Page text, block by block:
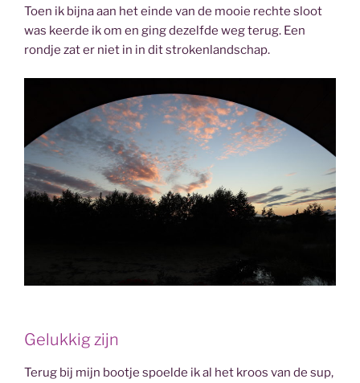
Toen ik bijna aan het einde van de mooie rechte sloot
was keerde ik om en ging dezelfde weg terug. Een
rondje zat er niet in in dit strokenlandschap.
Gelukkig zijn
Terug bij mijn bootje spoelde ik al het kroos van de sup,